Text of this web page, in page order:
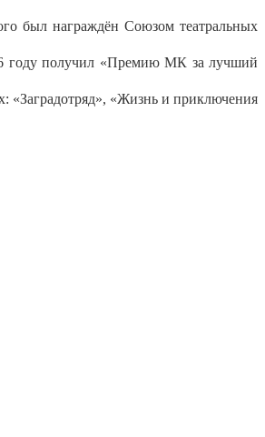
был награждён Союзом театральных
году получил «Премию МК за лучший
«Заградотряд», «Жизнь и приключения